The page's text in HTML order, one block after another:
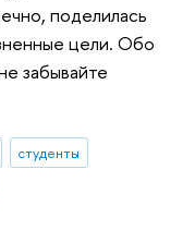
поделилась
цели. Обо
забывайте
студенты